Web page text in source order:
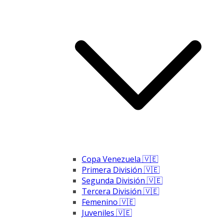
Copa Venezuela 🇻🇪
Primera División 🇻🇪
Segunda División 🇻🇪
Tercera División 🇻🇪
Femenino 🇻🇪
Juveniles 🇻🇪